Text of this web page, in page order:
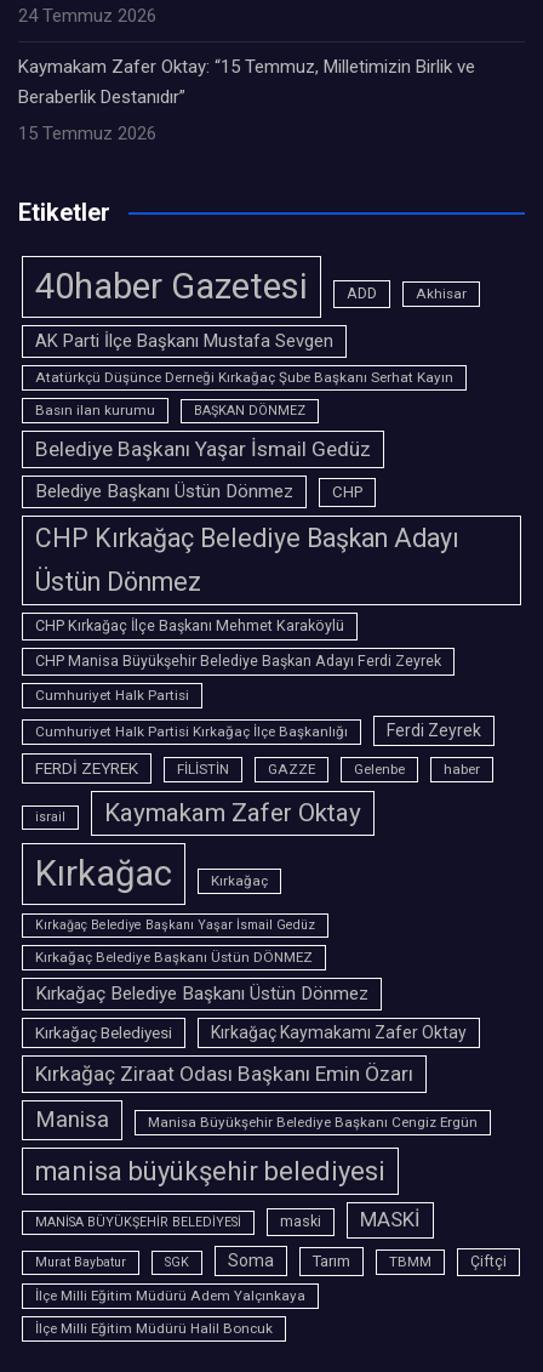
24 Temmuz 2026
Kaymakam Zafer Oktay: “15 Temmuz, Milletimizin Birlik ve
Beraberlik Destanıdır”
15 Temmuz 2026
Etiketler
40haber Gazetesi ADD Akhisar
AK Parti İlçe Başkanı Mustafa Sevgen
Atatürkçü Düşünce Derneği Kırkağaç Şube Başkanı Serhat Kayın
Basın ilan kurumu
BAŞKAN DÖNMEZ
Belediye Başkanı Yaşar İsmail Gedüz
Belediye Başkanı Üstün Dönmez CHP
CHP Kırkağaç Belediye Başkan Adayı
Üstün Dönmez
CHP Kırkağaç İlçe Başkanı Mehmet Karaköylü
CHP Manisa Büyükşehir Belediye Başkan Adayı Ferdi Zeyrek
Cumhuriyet Halk Partisi
Cumhuriyet Halk Partisi Kırkağaç İlçe Başkanlığı
Ferdi Zeyrek
FERDİ ZEYREK
FİLİSTİN GAZZE Gelenbe haber
israil Kaymakam Zafer Oktay
Kırkağac Kırkağaç
Kırkağaç Belediye Başkanı Yaşar İsmail Gedüz
Kırkağaç Belediye Başkanı Üstün DÖNMEZ
Kırkağaç Belediye Başkanı Üstün Dönmez
Kırkağaç Belediyesi Kırkağaç Kaymakamı Zafer Oktay
Kırkağaç Ziraat Odası Başkanı Emin Özarı
Manisa Manisa Büyükşehir Belediye Başkanı Cengiz Ergün
manisa büyükşehir belediyesi
MANİSA BÜYÜKŞEHİR BELEDİYESİ maski MASKİ
Murat Baybatur SGK Soma Tarım TBMM
Çiftçi
İlçe Milli Eğitim Müdürü Adem Yalçınkaya
İlçe Milli Eğitim Müdürü Halil Boncuk